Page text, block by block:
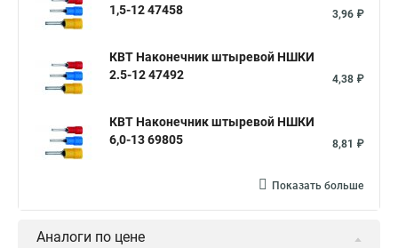
1,5-12 47458
3,96 ₽
КВТ Наконечник штыревой НШКИ
2.5-12 47492
4,38 ₽
КВТ Наконечник штыревой НШКИ
6,0-13 69805
8,81 ₽
Показать больше
Аналоги по цене